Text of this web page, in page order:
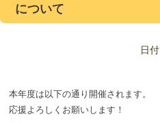
について
日付
本年度は以下の通り開催されます。
応援よろしくお願いします！